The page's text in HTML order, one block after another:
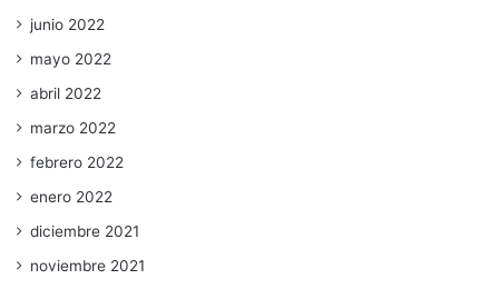
junio 2022
mayo 2022
abril 2022
marzo 2022
febrero 2022
enero 2022
diciembre 2021
noviembre 2021